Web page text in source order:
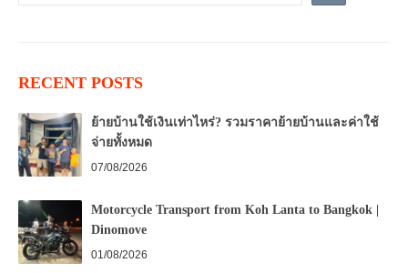
RECENT POSTS
ย้ายบ้านใช้เงินเท่าไหร่? รวมราคาย้ายบ้านและค่าใช้
จ่ายทั้งหมด
07/08/2026
Motorcycle Transport from Koh Lanta to Bangkok |
Dinomove
01/08/2026